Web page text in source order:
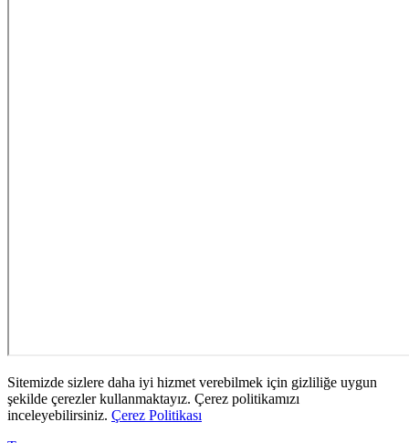
Sitemizde sizlere daha iyi hizmet verebilmek için gizliliğe uygun
şekilde çerezler kullanmaktayız. Çerez politikamızı
inceleyebilirsiniz. Çerez Politikası